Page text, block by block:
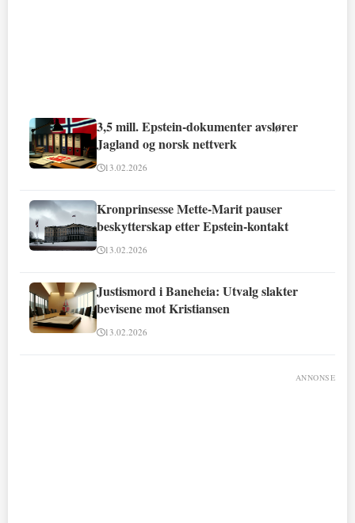
3,5 mill. Epstein-dokumenter avslører
Jagland og norsk nettverk
13.02.2026
Kronprinsesse Mette-Marit pauser
beskytterskap etter Epstein-kontakt
13.02.2026
Justismord i Baneheia: Utvalg slakter
bevisene mot Kristiansen
13.02.2026
ANNONSE